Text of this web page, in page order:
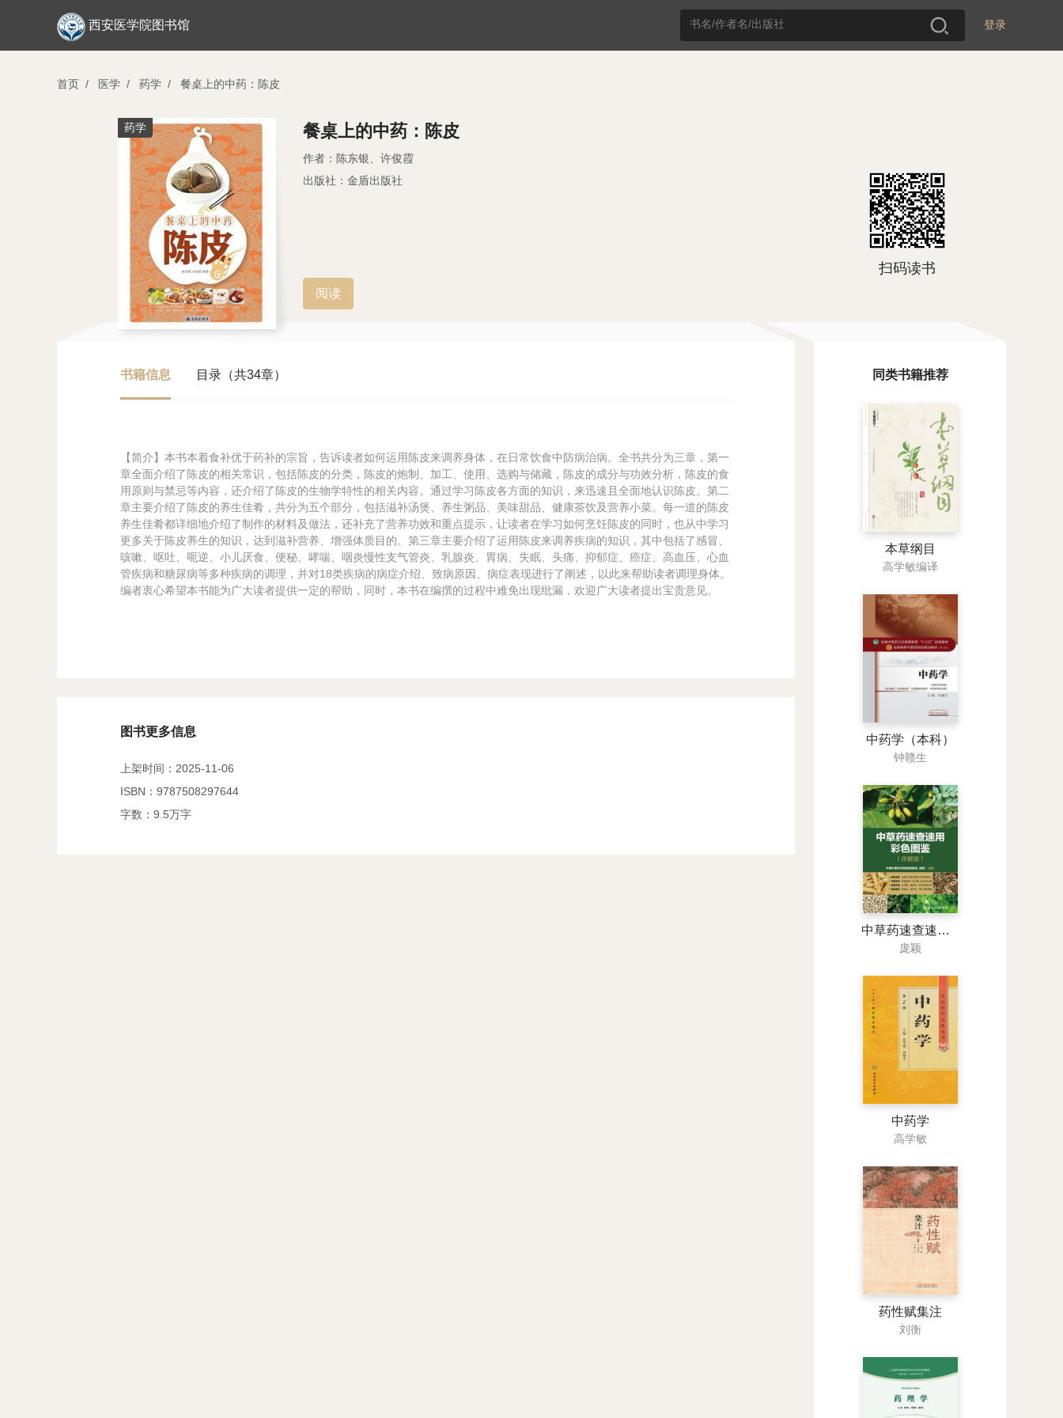
登录
西安医学院图书馆
首页 / 医学 / 药学 / 餐桌上的中药：陈皮
药学 餐桌上的中药：陈皮
作者：陈东银、许俊霞
出版社：金盾出版社
阅读
扫码读书
书籍信息 目录（共34章）
【简介】本书本着食补优于药补的宗旨，告诉读者如何运用陈皮来调养身体，在日常饮食中防病治病。全书共分为三章，第一
章全面介绍了陈皮的相关常识，包括陈皮的分类，陈皮的炮制、加工、使用、选购与储藏，陈皮的成分与功效分析，陈皮的食
用原则与禁忌等内容，还介绍了陈皮的生物学特性的相关内容。通过学习陈皮各方面的知识，来迅速且全面地认识陈皮。第二
章主要介绍了陈皮的养生佳肴，共分为五个部分，包括滋补汤煲、养生粥品、美味甜品、健康茶饮及营养小菜。每一道的陈皮
养生佳肴都详细地介绍了制作的材料及做法，还补充了营养功效和重点提示，让读者在学习如何烹饪陈皮的同时，也从中学习
更多关于陈皮养生的知识，达到滋补营养、增强体质目的。第三章主要介绍了运用陈皮来调养疾病的知识，其中包括了感冒、
咳嗽、呕吐、呃逆、小儿厌食、便秘、哮喘、咽炎慢性支气管炎、乳腺炎、胃病、失眠、头痛、抑郁症、癌症、高血压、心血
管疾病和糖尿病等多种疾病的调理，并对18类疾病的病症介绍、致病原因、病症表现进行了阐述，以此来帮助读者调理身体。
编者衷心希望本书能为广大读者提供一定的帮助，同时，本书在编撰的过程中难免出现纰漏，欢迎广大读者提出宝贵意见。
图书更多信息
上架时间：2025-11-06
ISBN：9787508297644
字数：9.5万字
同类书籍推荐
本草纲目
高学敏编译
中药学（本科）
钟赣生
中草药速查速用彩色图鉴（详解版）
庞颖
中药学
高学敏
药性赋集注
刘衡